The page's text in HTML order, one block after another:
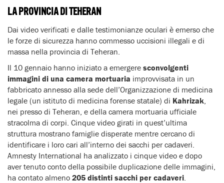
LA PROVINCIA DI TEHERAN
Dai video verificati e dalle testimonianze oculari è emerso che
le forze di sicurezza hanno commesso uccisioni illegali e di
massa nella provincia di Teheran.
Il 10 gennaio hanno iniziato a emergere sconvolgenti
immagini di una camera mortuaria improvvisata in un
fabbricato annesso alla sede dell’Organizzazione di medicina
legale (un istituto di medicina forense statale) di Kahrizak
nei presso di Teheran, e della camera mortuaria ufficiale
stracolma di corpi. Cinque video girati in quest’ultima
struttura mostrano famiglie disperate mentre cercano di
identificare i loro cari all’interno dei sacchi per cadaveri.
Amnesty International ha analizzato i cinque video e dopo
aver tenuto conto della possibile duplicazione delle immagini,
ha contato almeno 205 distinti sacchi per cadaveri